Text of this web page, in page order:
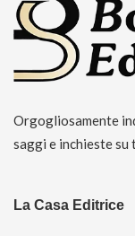
Orgogliosamente
saggi e inchieste su
La Casa Editrice